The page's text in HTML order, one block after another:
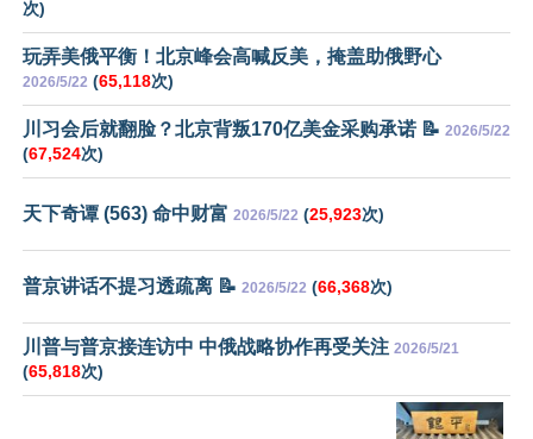
次)
玩弄美俄平衡！北京峰会高喊反美，掩盖助俄野心
2026/5/22 (65,118次)
川习会后就翻脸？北京背叛170亿美金采购承诺 📝 2026/5/22
(67,524次)
天下奇谭 (563) 命中财富 2026/5/22 (25,923次)
普京讲话不提习透疏离 📝 2026/5/22 (66,368次)
川普与普京接连访中 中俄战略协作再受关注 2026/5/21
(65,818次)